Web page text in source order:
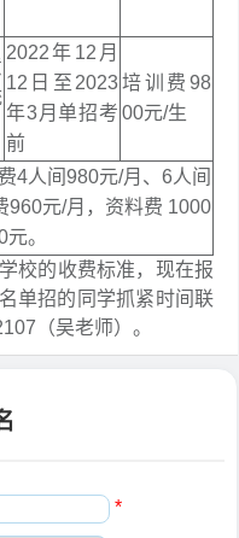
2022年12月
12日至2023
年3月单招考
前
培训费98
00元/生
4人间980元/月、6人间
960元/月，资料费 1000
。
的收费标准，现在报
单招的同学抓紧时间联
（吴老师）。
*